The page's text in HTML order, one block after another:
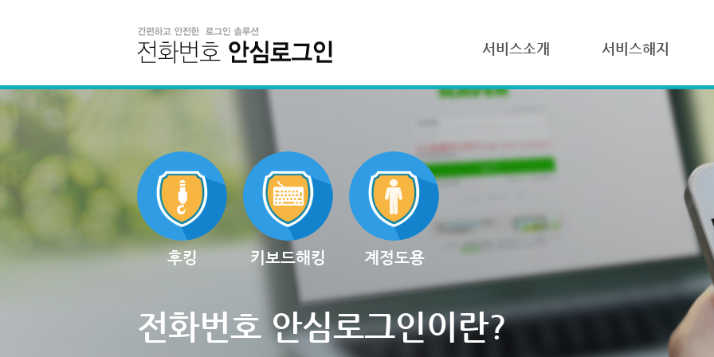
서비스소개 서비스해지
후킹 키보드해킹 계정도용
전화번호 안심로그인이란?